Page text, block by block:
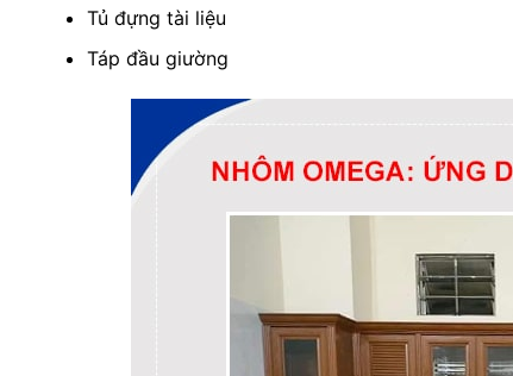
Tủ đựng tài liệu
Táp đầu giường